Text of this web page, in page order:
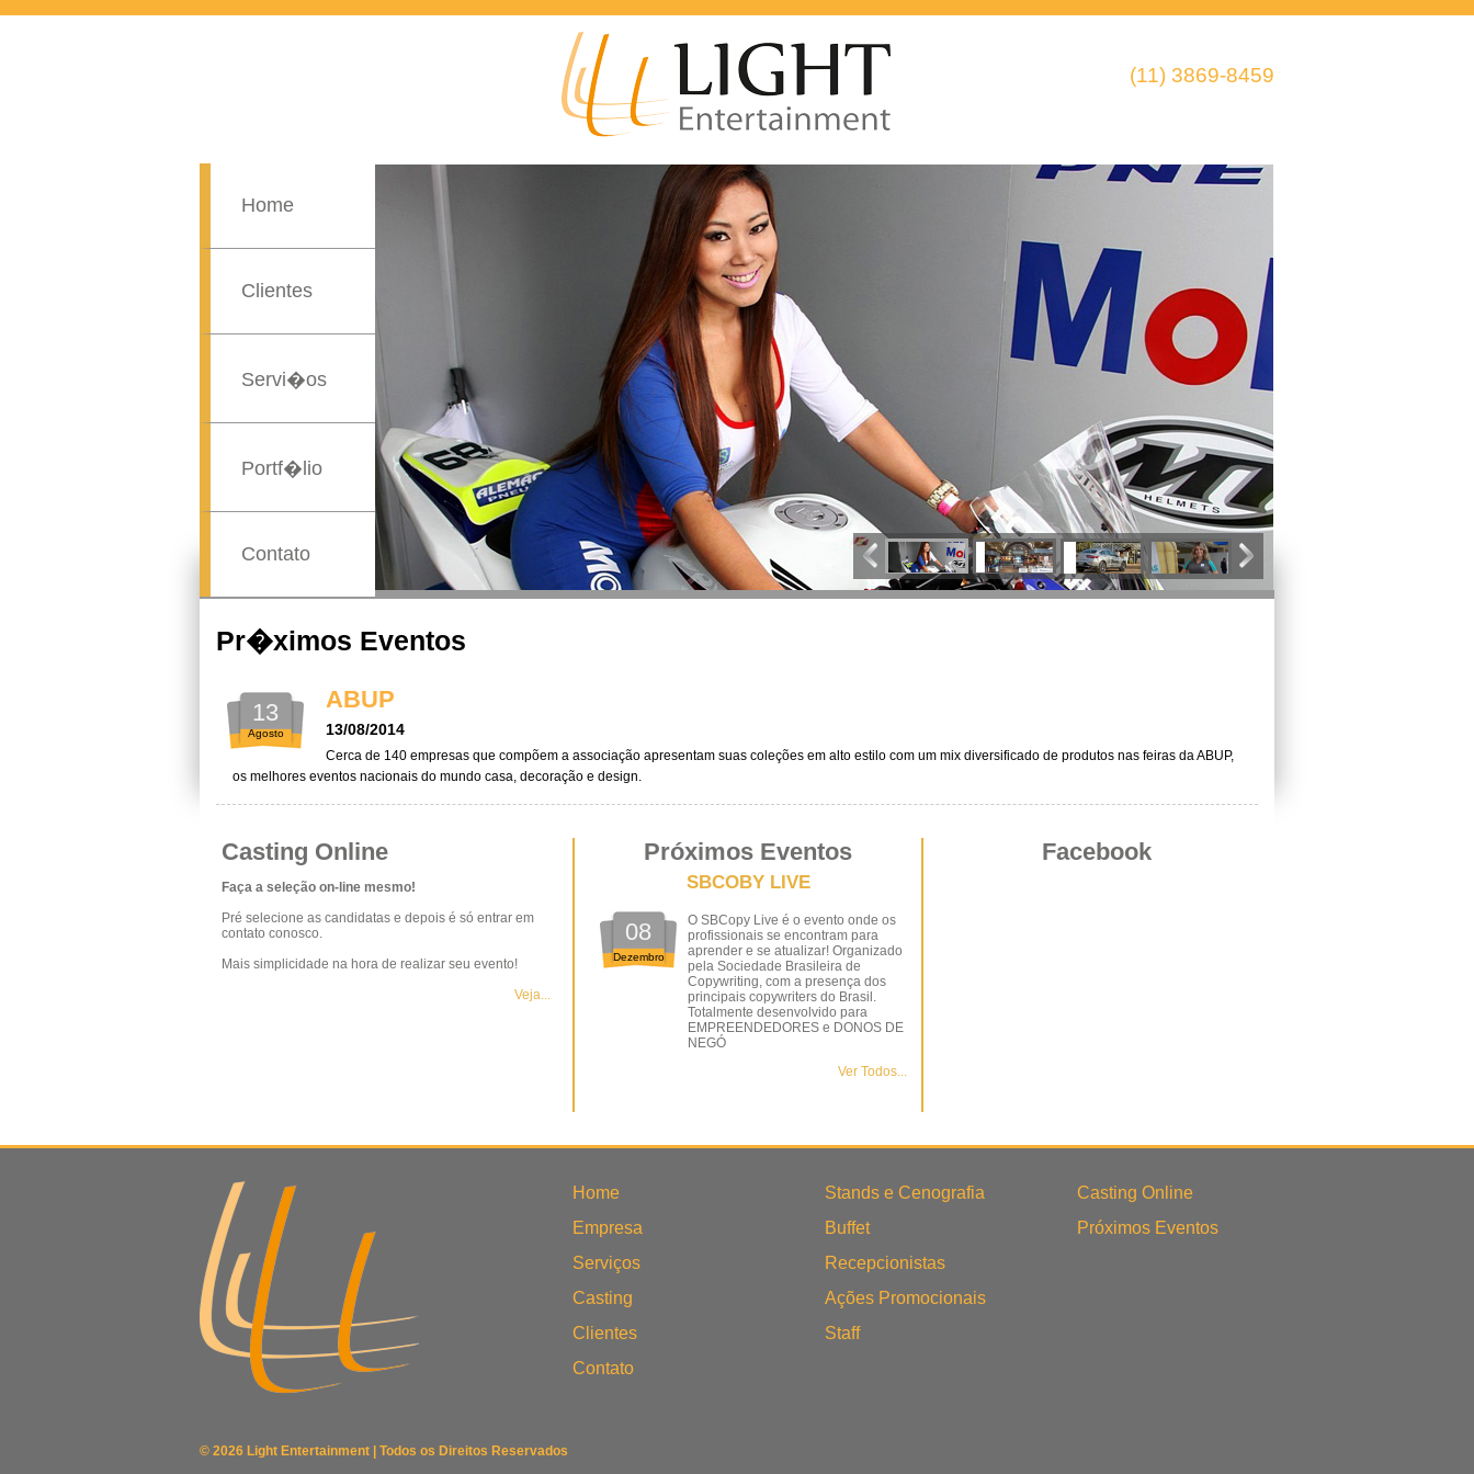
(11) 3869-8459
Home
Clientes
Servi�os
Portf�lio
Contato
Pr�ximos Eventos
13
Agosto
ABUP
13/08/2014
Cerca de 140 empresas que compõem a associação apresentam suas coleções em alto estilo com um mix diversificado de produtos nas feiras da ABUP,
os melhores eventos nacionais do mundo casa, decoração e design.
Casting Online
Faça a seleção on-line mesmo!
Pré selecione as candidatas e depois é só entrar em
contato conosco.
Mais simplicidade na hora de realizar seu evento!
Veja...
Próximos Eventos
SBCOBY LIVE
08
Dezembro
O SBCopy Live é o evento onde os
profissionais se encontram para
aprender e se atualizar! Organizado
pela Sociedade Brasileira de
Copywriting, com a presença dos
principais copywriters do Brasil.
Totalmente desenvolvido para
EMPREENDEDORES e DONOS DE
NEGÓ
Ver Todos...
Facebook
Home
Empresa
Serviços
Casting
Clientes
Contato
Stands e Cenografia
Buffet
Recepcionistas
Ações Promocionais
Staff
Casting Online
Próximos Eventos
© 2026 Light Entertainment | Todos os Direitos Reservados